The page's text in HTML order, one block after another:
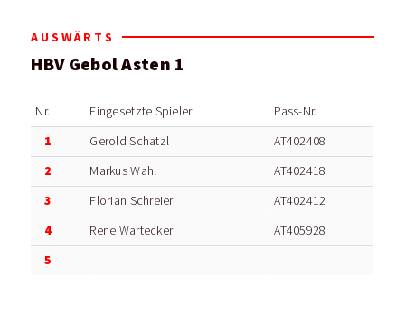
AUSWÄRTS
HBV Gebol Asten 1
Nr. Eingesetzte Spieler Pass-Nr.
1 Gerold Schatzl AT402408
2 Markus Wahl AT402418
3 Florian Schreier AT402412
4 Rene Wartecker AT405928
5